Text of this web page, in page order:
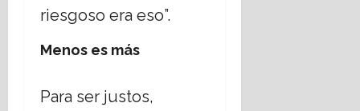
riesgoso era eso”.
Menos es más
Para ser justos,